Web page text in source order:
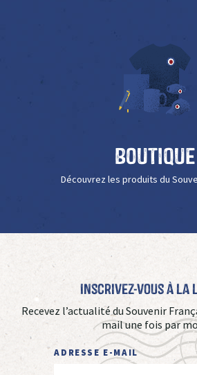
Boutique
Découvrez les produits du
Inscrivez-vous à La
Recevez l’actualité du Souvenir
mail une fois par
ADRESSE E-MAIL